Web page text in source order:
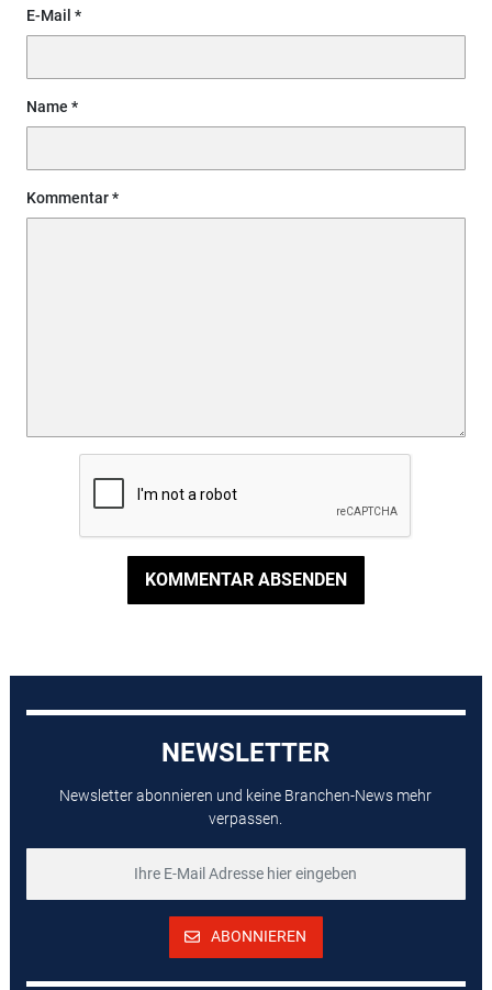
E-Mail
Name
Kommentar
KOMMENTAR ABSENDEN
NEWSLETTER
Newsletter abonnieren und keine Branchen-News mehr
verpassen.
ABONNIEREN